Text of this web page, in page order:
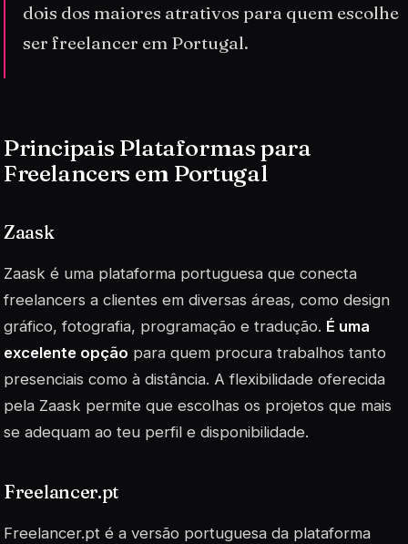
dois dos maiores atrativos para quem escolhe
ser freelancer em Portugal.
Principais Plataformas para
Freelancers em Portugal
Zaask
Zaask é uma plataforma portuguesa que conecta
freelancers a clientes em diversas áreas, como design
gráfico, fotografia, programação e tradução. É uma
excelente opção para quem procura trabalhos tanto
presenciais como à distância. A flexibilidade oferecida
pela Zaask permite que escolhas os projetos que mais
se adequam ao teu perfil e disponibilidade.
Freelancer.pt
Freelancer.pt é a versão portuguesa da plataforma